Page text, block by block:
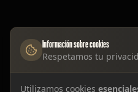
Información sobre cookies
Respetamos tu
Utilizamos cookies